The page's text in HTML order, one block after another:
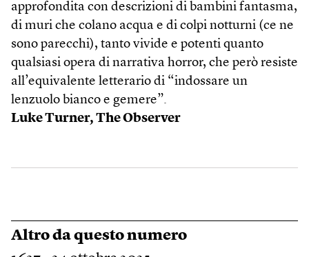
approfondita con descrizioni di bambini fantasma,
di muri che colano acqua e di colpi notturni (ce ne
sono parecchi), tanto vivide e potenti quanto
qualsiasi opera di narrativa horror, che però resiste
all’equivalente letterario di “indossare un
lenzuolo bianco e gemere”.
Luke Turner, The Observer
Altro da questo numero